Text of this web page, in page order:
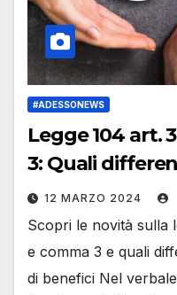
#ADESSONEWS
Legge 104 art.
3: Quali
12 MARZO 2024
Scopri le novità sulla
e comma 3 e quali
di benefici Nel